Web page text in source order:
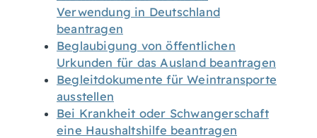
Verwendung in Deutschland
beantragen
Beglaubigung von öffentlichen
Urkunden für das Ausland beantragen
Begleitdokumente für Weintransporte
ausstellen
Bei Krankheit oder Schwangerschaft
eine Haushaltshilfe beantragen